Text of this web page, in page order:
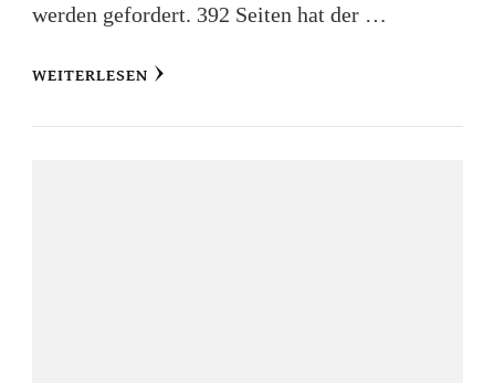
werden gefordert. 392 Seiten hat der …
WEITERLESEN